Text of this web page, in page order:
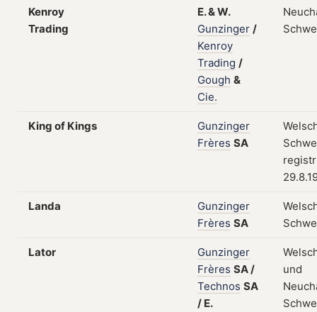
Kenroy
Trading
E.&W.
Gunzinger /
Kenroy
Trading /
Gough &
Cie.
King of Kings
Gunzinger
Frères SA
Landa
Gunzinger
Frères SA
Lator
Gunzinger
Frères SA/
Technos SA
/ E.
und